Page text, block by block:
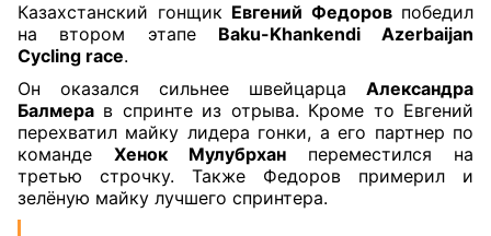
Казахстанский гонщик Евгений Федоровпобедил
на втором этапе Baku-Khankendi Azerbaijan
Cycling race.
Он оказался сильнее швейцарца Александра
Балмера в спринте из отрыва. Кроме то Евгений
перехватил майку лидера гонки, а его партнер по
команде Хенок Мулубрхан переместился на
третью строчку. Также Федоров примерил и
зелёную майку лучшего спринтера.